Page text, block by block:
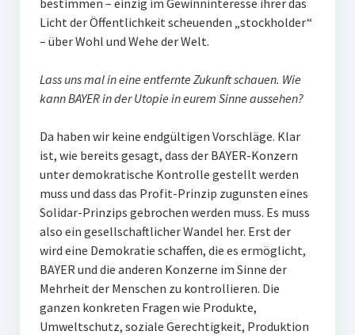
bestimmen – einzig im Gewinninteresse ihrer das
Licht der Öffentlichkeit scheuenden „stockholder“
– über Wohl und Wehe der Welt.
Lass uns mal in eine entfernte Zukunft schauen. Wie
kann BAYER in der Utopie in eurem Sinne aussehen?
Da haben wir keine endgültigen Vorschläge. Klar
ist, wie bereits gesagt, dass der BAYER-Konzern
unter demokratische Kontrolle gestellt werden
muss und dass das Profit-Prinzip zugunsten eines
Solidar-Prinzips gebrochen werden muss. Es muss
also ein gesellschaftlicher Wandel her. Erst der
wird eine Demokratie schaffen, die es ermöglicht,
BAYER und die anderen Konzerne im Sinne der
Mehrheit der Menschen zu kontrollieren. Die
ganzen konkreten Fragen wie Produkte,
Umweltschutz, soziale Gerechtigkeit, Produktion